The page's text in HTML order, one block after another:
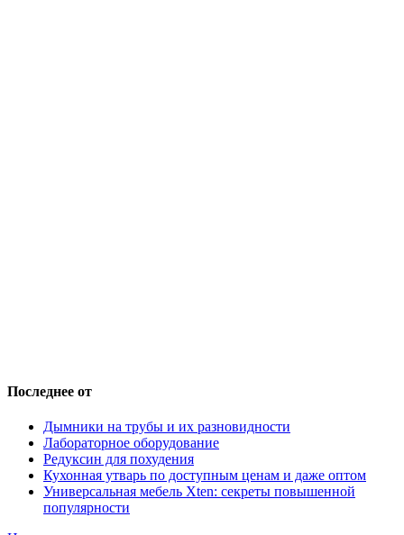
Последнее от
Дымники на трубы и их разновидности
Лабораторное оборудование
Редуксин для похудения
Кухонная утварь по доступным ценам и даже оптом
Универсальная мебель Xten: секреты повышенной
популярности